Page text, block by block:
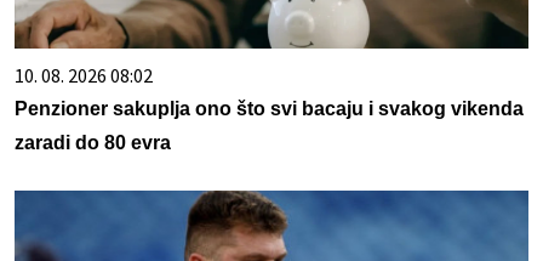
10. 08. 2026 08:02
Penzioner sakuplja ono što svi bacaju i svakog vikenda
zaradi do 80 evra